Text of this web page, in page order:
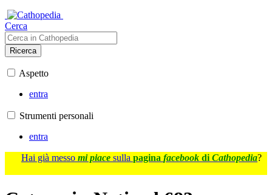
Cerca
Ricerca
Aspetto
entra
Strumenti personali
entra
Hai già messo mi piace sulla pagina facebook di Cathopedia?